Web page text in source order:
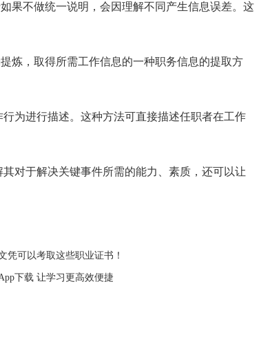
果不做统一说明，会因理解不同产生信息误差。这
炼，取得所需工作信息的一种职务信息的提取方
为进行描述。这种方法可直接描述任职者在工作
对于解决关键事件所需的能力、素质，还可以让
凭可以考取这些职业证书！
下载 让学习更高效便捷